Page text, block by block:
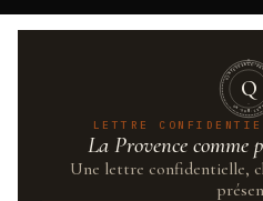
Q
LETTRE
La Provence comme
Une lettre confidentielle,